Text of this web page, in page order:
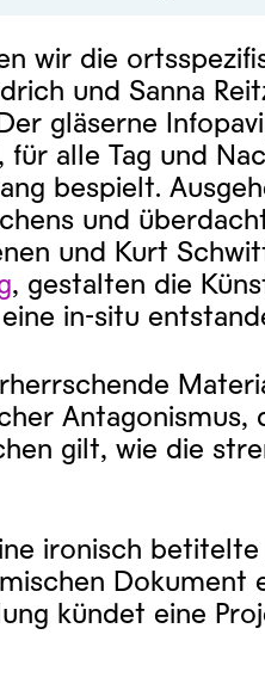
wir die
und Sanna
gläserne
für alle Tag und
bespielt.
und
und Kurt
, gestalten die
in-situ
Antagonismus,
gilt, wie die
ironisch betitelte
Dokument
kündet eine